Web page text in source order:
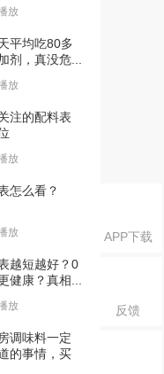
APP下载
反馈
放
平均吃80多
剂，真没危...
放
注的配料表
放
怎么看？
放
越短越好？0
健康？真相...
放
调味料一定
的事情，买